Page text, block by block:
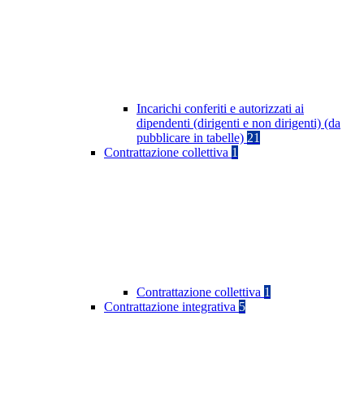
Incarichi conferiti e autorizzati ai
dipendenti (dirigenti e non dirigenti) (da
pubblicare in tabelle) 21
Contrattazione collettiva 1
Contrattazione collettiva 1
Contrattazione integrativa 5